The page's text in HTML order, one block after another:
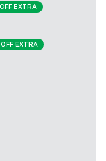
EXTRA
OFF EXTRA